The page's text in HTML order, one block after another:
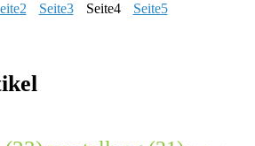
2 Seite3 Seite4 Seite5